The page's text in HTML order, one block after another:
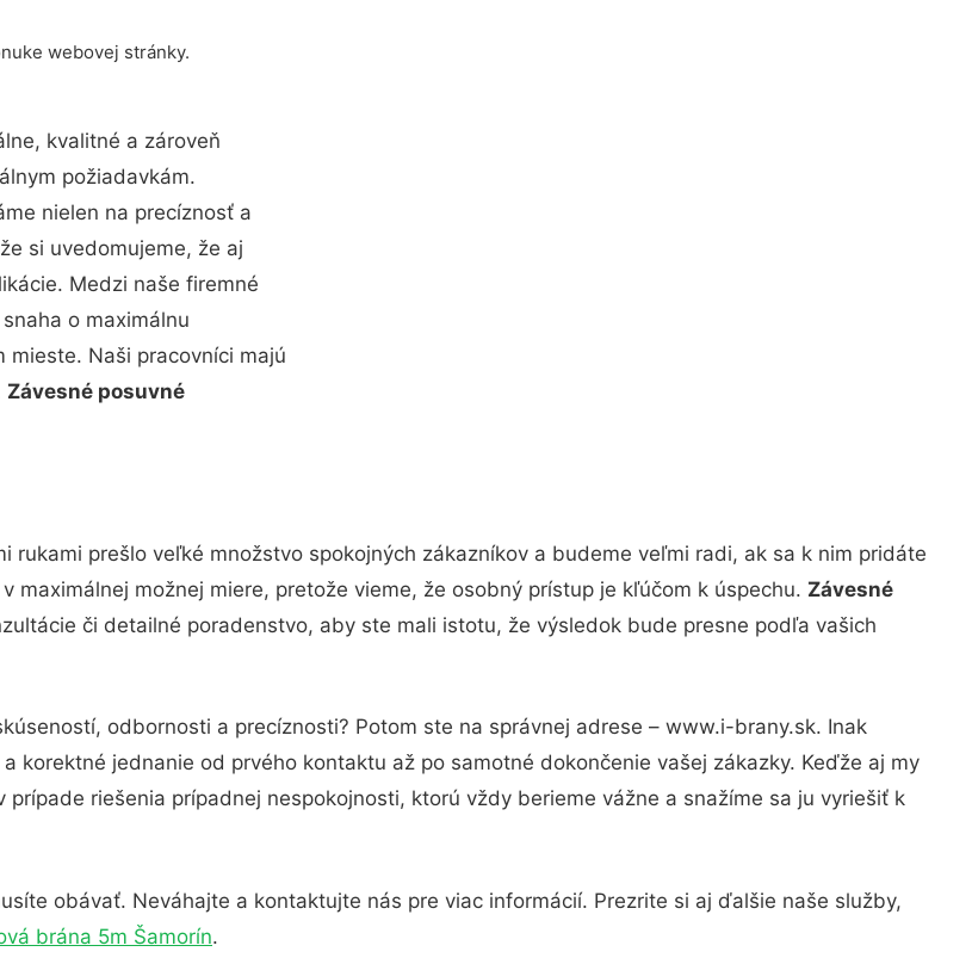
webovej stránky.
kvalitné a zároveň
požiadavkám.
nielen na precíznosť a
si uvedomujeme, že aj
Medzi naše firemné
o maximálnu
mieste. Naši pracovníci majú
Závesné posuvné
rukami prešlo veľké množstvo spokojných zákazníkov a budeme veľmi radi, ak sa k nim pridáte
maximálnej možnej miere, pretože vieme, že osobný prístup je kľúčom k úspechu. Závesné
či detailné poradenstvo, aby ste mali istotu, že výsledok bude presne podľa vašich
odbornosti a precíznosti? Potom ste na správnej adrese – www.i-brany.sk. Inak
korektné jednanie od prvého kontaktu až po samotné dokončenie vašej zákazky. Keďže aj my
riešenia prípadnej nespokojnosti, ktorú vždy berieme vážne a snažíme sa ju vyriešiť k
obávať. Neváhajte a kontaktujte nás pre viac informácií. Prezrite si aj ďalšie naše služby,
brána 5m Šamorín.